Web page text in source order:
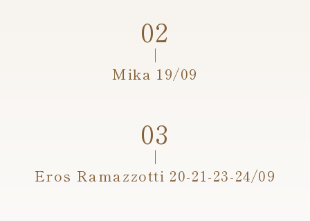
Mika 19/09
Eros Ramazzotti 20-21-23-24/09